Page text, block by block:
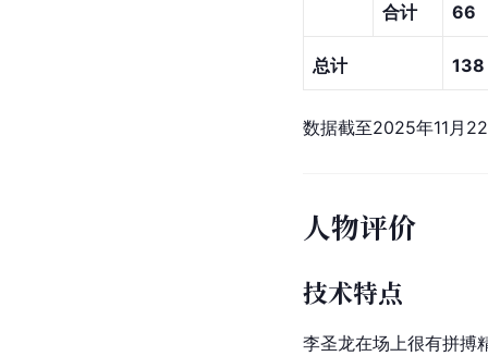
合计 66
总计 138
数据截至2025年11月
人物评价
技术特点
李圣龙在场上很有拼搏